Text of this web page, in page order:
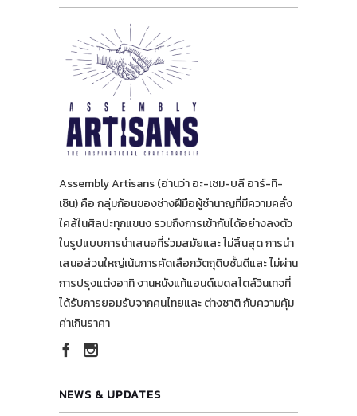
Assembly Artisans (อ่านว่า อะ-เซม-บลี อาร์-ทิ-
เซิน) คือ กลุ่มก้อนของช่างฝีมือผู้ชำนาญที่มีความคลั่ง
ใคล้ในศิลปะทุกแขนง รวมถึงการเข้ากันได้อย่างลงตัว
ในรูปแบบการนำเสนอที่ร่วมสมัยและ ไม่สิ้นสุด การนำ
เสนอส่วนใหญ่เน้นการคัดเลือกวัตถุดิบชั้นดีและ ไม่ผ่าน
การปรุงแต่งอาทิ งานหนังแท้แฮนด์เมดสไตล์วินเทจที่
ได้รับการยอมรับจากคนไทยและ ต่างชาติ กับความคุ้ม
ค่าเกินราคา
NEWS & UPDATES